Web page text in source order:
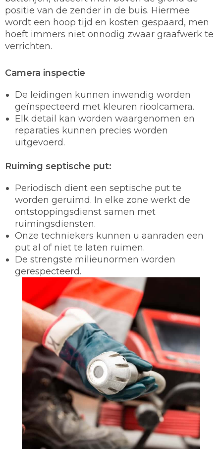
positie van de zender in de buis. Hiermee
wordt een hoop tijd en kosten gespaard, men
hoeft immers niet onnodig zwaar graafwerk te
verrichten.
Camera inspectie
De leidingen kunnen inwendig worden
geïnspecteerd met kleuren rioolcamera.
Elk detail kan worden waargenomen en
reparaties kunnen precies worden
uitgevoerd.
Ruiming septische put:
Periodisch dient een septische put te
worden geruimd. In elke zone werkt de
ontstoppingsdienst samen met
ruimingsdiensten.
Onze techniekers kunnen u aanraden een
put al of niet te laten ruimen.
De strengste milieunormen worden
gerespecteerd.